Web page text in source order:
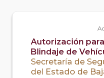
Autorización
Blindaje de
Secretaría de
del Estado de